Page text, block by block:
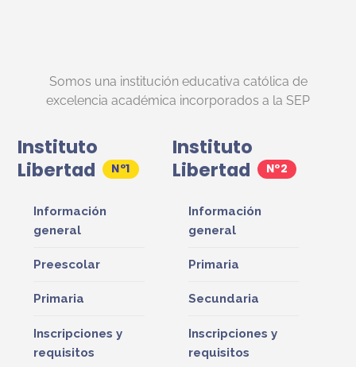
Somos una institución educativa católica de
excelencia académica incorporados a la SEP
Instituto
Libertad
Información
general
Preescolar
Primaria
Inscripciones y
requisitos
Instituto
Libertad
Información
general
Primaria
Secundaria
Inscripciones y
requisitos